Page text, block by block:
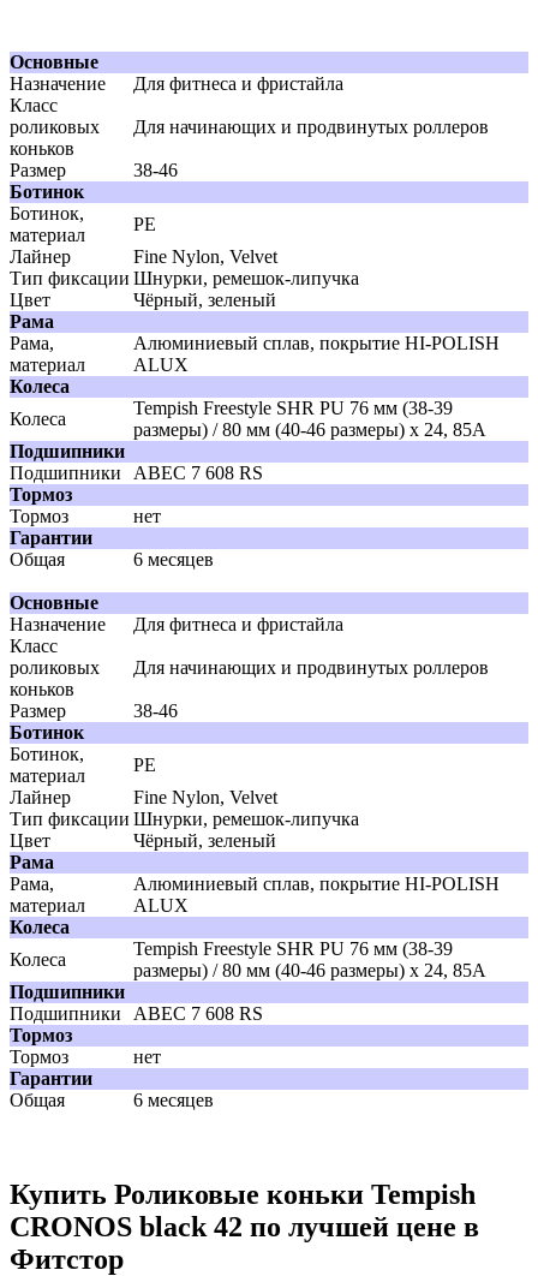
Основные
Назначение
Для фитнеса и фристайла
Класс
роликовых
коньков
Для начинающих и продвинутых роллеров
Размер
38-46
Ботинок
Ботинок,
материал
PE
Лайнер
Fine Nylon, Velvet
Тип фиксации Шнурки, ремешок-липучка
Цвет
Чёрный, зеленый
Рама
Рама,
материал
Алюминиевый сплав, покрытие HI-POLISH
ALUX
Колеса
Колеса
Tempish Freestyle SHR PU 76 мм (38-39
размеры) / 80 мм (40-46 размеры) x 24, 85A
Подшипники
Подшипники
ABEC 7 608 RS
Тормоз
Тормоз
нет
Гарантии
Общая
6 месяцев
Основные
Назначение
Для фитнеса и фристайла
Класс
роликовых
коньков
Для начинающих и продвинутых роллеров
Размер
38-46
Ботинок
Ботинок,
материал
PE
Лайнер
Fine Nylon, Velvet
Тип фиксации Шнурки, ремешок-липучка
Цвет
Чёрный, зеленый
Рама
Рама,
материал
Алюминиевый сплав, покрытие HI-POLISH
ALUX
Колеса
Колеса
Tempish Freestyle SHR PU 76 мм (38-39
размеры) / 80 мм (40-46 размеры) x 24, 85A
Подшипники
Подшипники
ABEC 7 608 RS
Тормоз
Тормоз
нет
Гарантии
Общая
6 месяцев
Купить Роликовые коньки Tempish
CRONOS black 42 по лучшей цене в
Фитстор